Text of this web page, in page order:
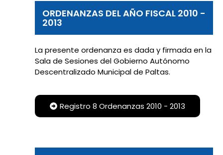
ORDENANZAS DEL AÑO FISCAL 2010 -
2013
La presente ordenanza es dada y firmada en la
Sala de Sesiones del Gobierno Autónomo
Descentralizado Municipal de Paltas.
Registro 8 Ordenanzas 2010 - 2013